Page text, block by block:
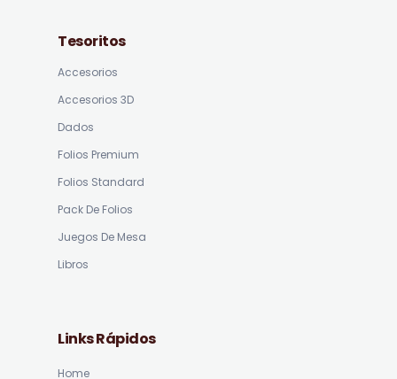
Tesoritos
Accesorios
Accesorios 3D
Dados
Folios Premium
Folios Standard
Pack De Folios
Juegos De Mesa
Libros
Links Rápidos
Home